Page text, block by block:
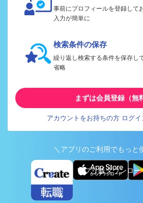
事前にプロフィールを登録して
入力が簡単に
検索条件の保存
繰り返し検索する条件を保存し
省略
まずは会員登録（無
アカウントをお持ちの方 ログイ
＼アプリのご利用でもっと
アプリ版ダウンロー